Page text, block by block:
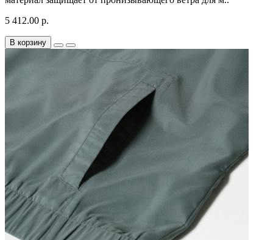
5 412.00 р.
В корзину